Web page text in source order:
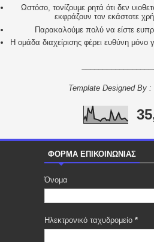
Ωστόσο, τονίζουμε ρητά ότι δεν
εκφράζουν τον εκάστοτε
Παρακαλούμε πολύ να είστε
Η ομάδα διαχείρισης φέρει ευθύνη
Template Designed By :
ΦΟΡΜΑ ΕΠΙΚΟΙΝΩΝΙΑΣ
Όνομα
Ηλεκτρονικό ταχυδρομείο *